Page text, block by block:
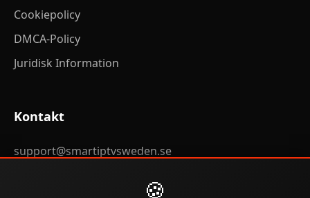
Cookiepolicy
DMCA-Policy
Juridisk Information
Kontakt
support@smartiptvsweden.se
🍪